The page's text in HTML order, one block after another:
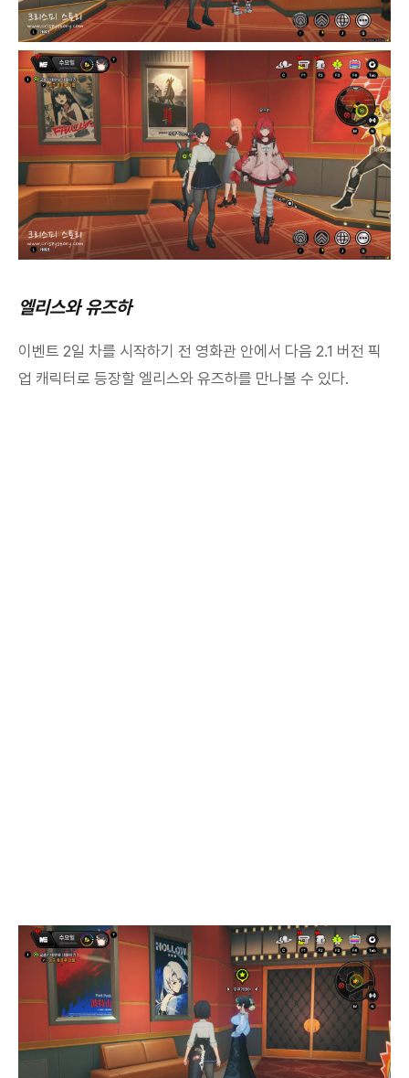
엘리스와 유즈하
이벤트 2일 차를 시작하기 전 영화관 안에서 다음 2.1 버전 픽
업 캐릭터로 등장할 엘리스와 유즈하를 만나볼 수 있다.